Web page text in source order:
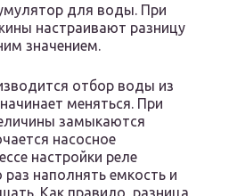
для воды. При
настраивают разницу
значением.
отбор воды из
меняться. При
замыкаются
насосное
настройки реле
раз наполнять емкость и
Как правило, разница